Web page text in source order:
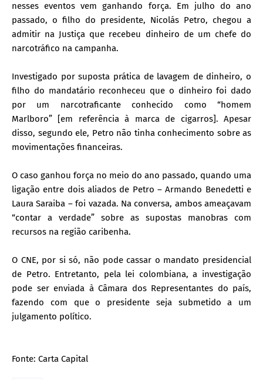
nesses eventos vem ganhando força. Em julho do ano
passado, o filho do presidente, Nicolás Petro, chegou a
admitir na Justiça que recebeu dinheiro de um chefe do
narcotráfico na campanha.
Investigado por suposta prática de lavagem de dinheiro, o
filho do mandatário reconheceu que o dinheiro foi dado
por um narcotraficante conhecido como “homem
Marlboro” [em referência à marca de cigarros]. Apesar
disso, segundo ele, Petro não tinha conhecimento sobre as
movimentações financeiras.
O caso ganhou força no meio do ano passado, quando uma
ligação entre dois aliados de Petro – Armando Benedetti e
Laura Saraiba – foi vazada. Na conversa, ambos ameaçavam
“contar a verdade” sobre as supostas manobras com
recursos na região caribenha.
O CNE, por si só, não pode cassar o mandato presidencial
de Petro. Entretanto, pela lei colombiana, a investigação
pode ser enviada à Câmara dos Representantes do país,
fazendo com que o presidente seja submetido a um
julgamento político.
Fonte: Carta Capital